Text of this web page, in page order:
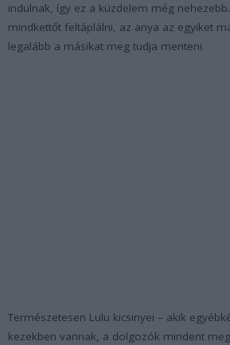
indulnak, így ez a küzdelem még
mindkettőt feltáplálni, az anya az egyiket
legalább a másikat meg tudja menteni.
Természetesen Lulu kicsinyei – akik
kezekben vannak, a dolgozók mindent